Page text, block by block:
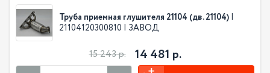
Труба приемная глушителя 21104 (дв. 21104) |
21104120300810 | ЗАВОД
15 243 р. 14 481 р.